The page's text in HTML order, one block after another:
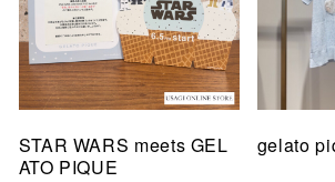
STAR WARS meets GEL
ATO PIQUE
gelato